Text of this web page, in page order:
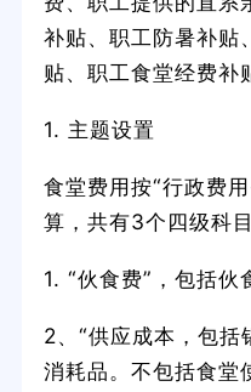
补贴、职工防暑补贴
贴、职工食堂经费补
1. 主题设置
食堂费用按“行政费
算，共有3个四级科
1. “伙食费”，包括伙
2、“供应成本，包括
消耗品。不包括食堂